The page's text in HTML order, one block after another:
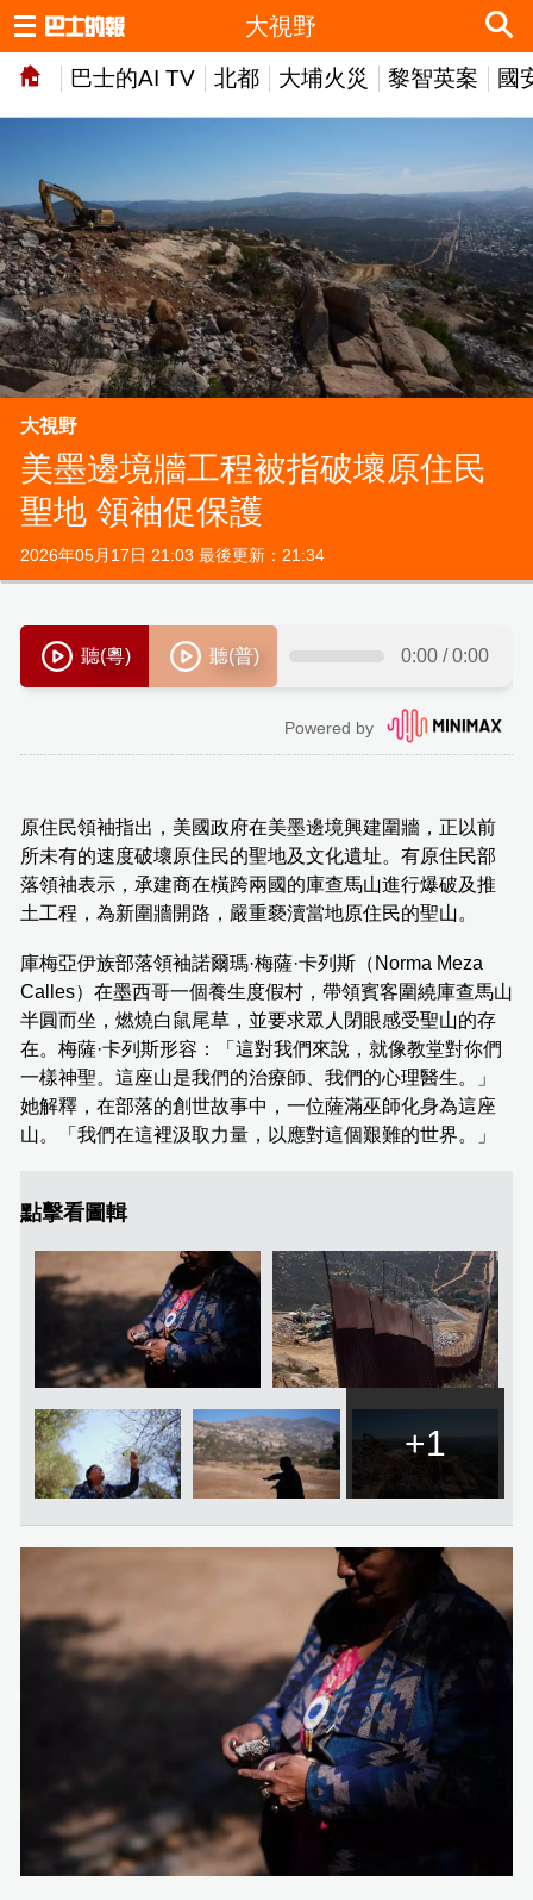
巴士的AI TV 北都 大埔火災 黎智英案 國
大視野
大視野
美墨邊境牆工程被指破壞原住民
聖地 領袖促保護
2026年05月17日 21:03 最後更新：21:34
原住民領袖指出，美國政府在美墨邊境興建圍牆，正以前
所未有的速度破壞原住民的聖地及文化遺址。有原住民部
落領袖表示，承建商在橫跨兩國的庫查馬山進行爆破及推
土工程，為新圍牆開路，嚴重褻瀆當地原住民的聖山。
庫梅亞伊族部落領袖諾爾瑪·梅薩·卡列斯（Norma Meza
Calles）在墨西哥一個養生度假村，帶領賓客圍繞庫查馬山
半圓而坐，燃燒白鼠尾草，並要求眾人閉眼感受聖山的存
在。梅薩·卡列斯形容：「這對我們來說，就像教堂對你們
一樣神聖。這座山是我們的治療師、我們的心理醫生。」
她解釋，在部落的創世故事中，一位薩滿巫師化身為這座
山。「我們在這裡汲取力量，以應對這個艱難的世界。」
點擊看圖輯
+1